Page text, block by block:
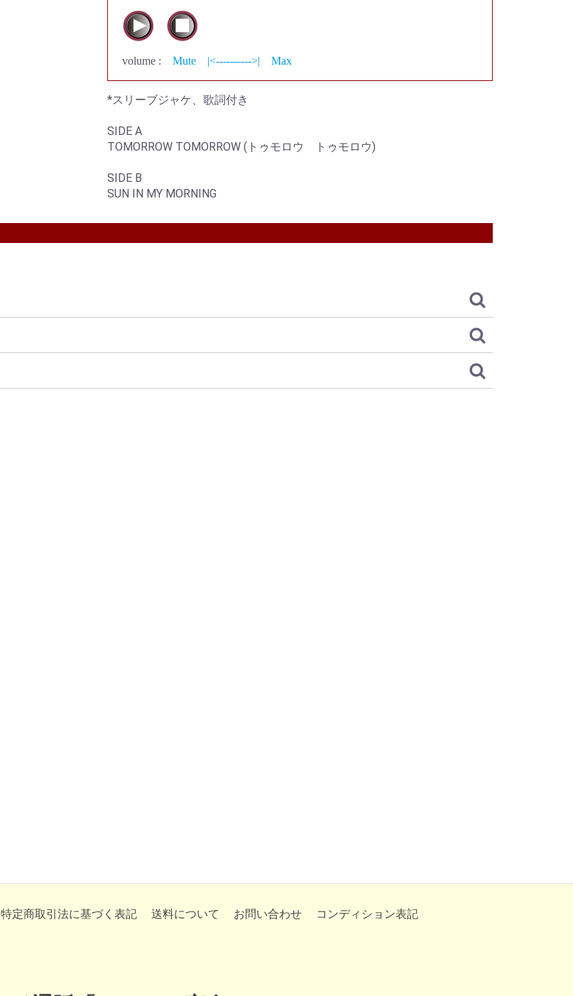
volume : Mute |<---------->| Max
*スリーブジャケ、歌詞付き
SIDE A
TOMORROW TOMORROW (トゥモロウ トゥモロウ)
SIDE B
SUN IN MY MORNING
特定商取引法に基づく表記 送料について お問い合わせ コンディション表記